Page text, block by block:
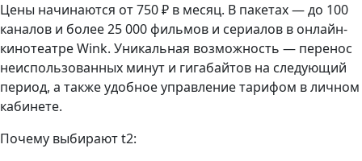
Цены начинаются от 750 ₽ в месяц. В пакетах — до 100
каналов и более 25 000 фильмов и сериалов в онлайн-
кинотеатре Wink. Уникальная возможность — перенос
неиспользованных минут и гигабайтов на следующий
период, а также удобное управление тарифом в личном
кабинете.
Почему выбирают t2: